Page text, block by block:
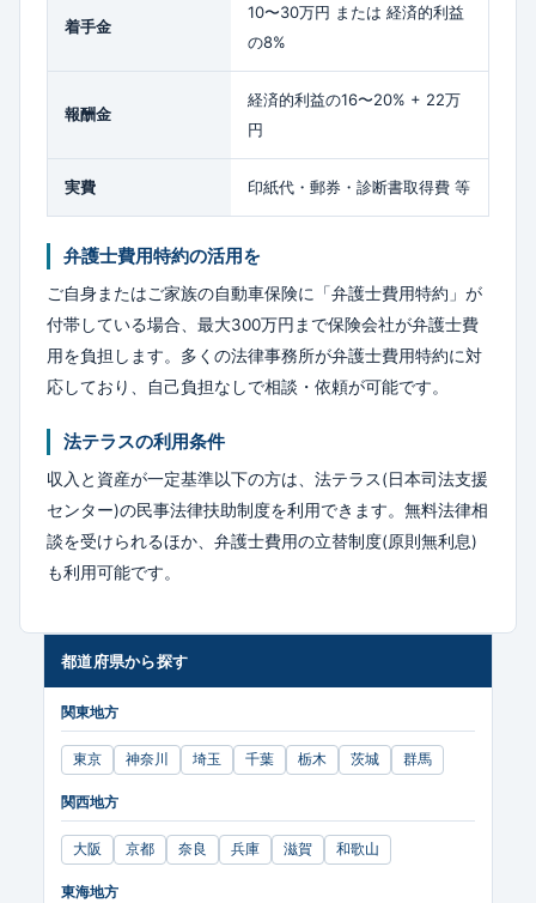
着手金
10〜30万円 または 経済的利益
の8%
報酬金
経済的利益の16〜20% + 22万
円
実費 印紙代・郵券・診断書取得費 等
弁護士費用特約の活用を
ご自身またはご家族の自動車保険に「弁護士費用特約」が
付帯している場合、最大300万円まで保険会社が弁護士費
用を負担します。多くの法律事務所が弁護士費用特約に対
応しており、自己負担なしで相談・依頼が可能です。
法テラスの利用条件
収入と資産が一定基準以下の方は、法テラス(日本司法支援
センター)の民事法律扶助制度を利用できます。無料法律相
談を受けられるほか、弁護士費用の立替制度(原則無利息)
も利用可能です。
都道府県から探す
関東地方
東京 神奈川 埼玉 千葉 栃木 茨城 群馬
関西地方
大阪 京都 奈良 兵庫 滋賀 和歌山
東海地方